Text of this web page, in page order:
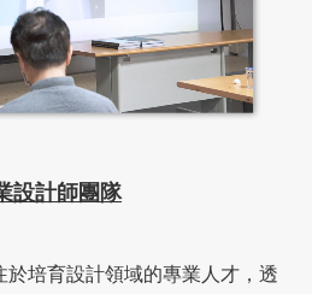
設計師團隊
於培育設計領域的專業人才，透